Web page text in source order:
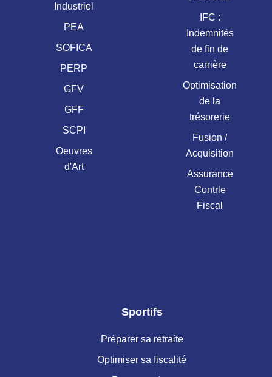
Industriel
PEA
SOFICA
PERP
GFV
GFF
SCPI
Oeuvres
d'Art
IFC :
Indemnités
de fin de
carrière
Optimisation
de la
trésorerie
Fusion /
Acquisition
Assurance
Contrle
Fiscal
Sportifs
Préparer sa retraite
Optimiser sa fiscalité